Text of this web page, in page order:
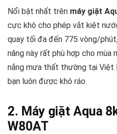
Nổi bật nhất trên máy giặt
cực khô cho phép vắt kiệt
quay tối đa đến 775 vòng/
năng này rất phù hợp cho
nắng mưa thất thường tại Việt
bạn luôn được khô ráo.
2. Máy giặt Aqua
W80AT